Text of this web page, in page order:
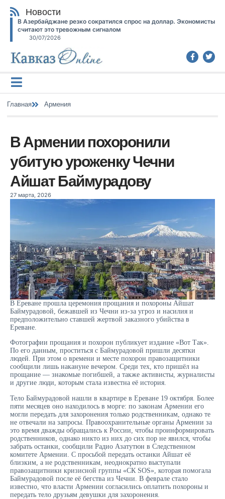
Новости
В Азербайджане резко сократился спрос на доллар. Экономисты
считают это тревожным сигналом
30/07/2026
Главная Армения
В Армении похоронили
убитую уроженку Чечни
Айшат Баймурадову
27 марта, 2026
В Ереване прошла церемония прощания и похороны Айшат
Баймурадовой, бежавшей из Чечни из-за угроз и насилия и
предположительно ставшей жертвой заказного убийства в
Ереване.
Фотографии прощания и похорон публикует издание «Вот Так».
По его данным, проститься с Баймурадовой пришли десятки
людей. При этом о времени и месте похорон правозащитники
сообщили лишь накануне вечером. Среди тех, кто пришёл на
прощание — знакомые погибшей, а также активисты, журналисты
и другие люди, которым стала известна её история.
Тело Баймурадовой нашли в квартире в Ереване 19 октября. Более
пяти месяцев оно находилось в морге: по законам Армении его
могли передать для захоронения только родственникам, однако те
не отвечали на запросы. Правоохранительные органы Армении за
это время дважды обращались к России, чтобы проинформировать
родственников, однако никто из них до сих пор не явился, чтобы
забрать останки, сообщили Радио Азатутюн в Следственном
комитете Армении. С просьбой передать останки Айшат её
близким, а не родственникам, неоднократно выступали
правозащитники кризисной группы «СК SOS», которая помогала
Баймурадовой после её бегства из Чечни. В феврале стало
известно, что власти Армении согласились оплатить похороны и
передать тело друзьям девушки для захоронения.